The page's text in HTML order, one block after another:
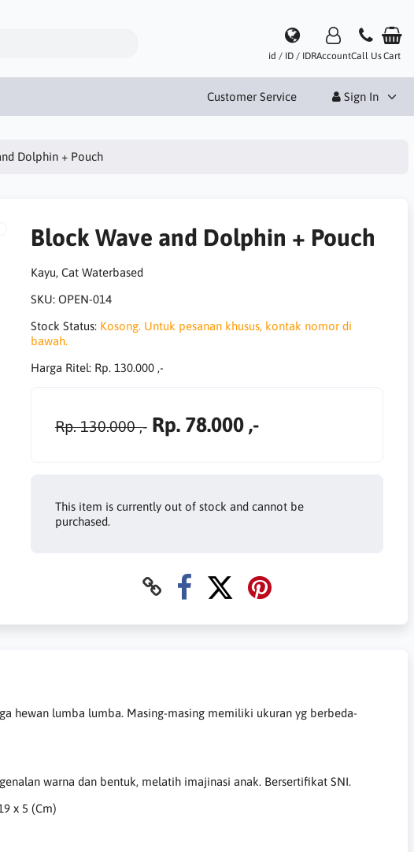
id / ID / IDRAccountCall UsCart
Customer Service Sign In
Dolphin + Pouch
Block Wave and Dolphin + Pouch
Kayu, Cat Waterbased
SKU: OPEN-014
Stock Status: Kosong. Untuk pesanan khusus, kontak nomor di
bawah.
Harga Ritel: Rp. 130.000 ,-
Rp. 130.000 ,- Rp. 78.000 ,-
This item is currently out of stock and cannot be
purchased.
hewan lumba lumba. Masing-masing memiliki ukuran yg berbeda-
warna dan bentuk, melatih imajinasi anak. Bersertifikat SNI.
x 5 (Cm)